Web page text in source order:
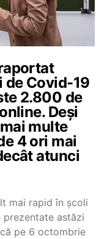
de Covid-19
2.800 de
Deși
multe
4 ori mai
atunci
mai rapid în școli
astăzi
pe 6 octombrie